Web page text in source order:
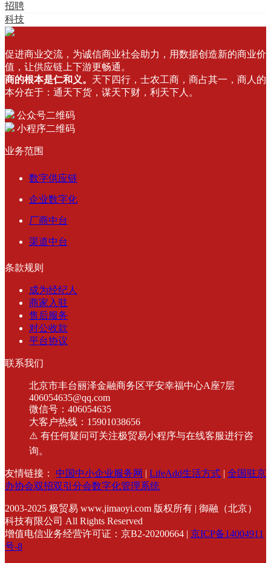
招聘
科技
促进商业交流，为诚信商业社会助力，用数据创造新的商业价
值，让供应链上下游更畅通。
商的根本是仁和义。 天下四行，士农工商，商占其一，商人的
本分在于：通天下货，谋天下财，利天下人。
公众号二维码
小程序二维码
业务范围
数字供应链
企业数字化
厂商中台
渠道中台
条款规则
成为经纪人
商家入驻
售后服务
对公收款
平台协议
联系我们
北京市丰台丽泽金融商务区平安幸福中心A座7层
406054635@qq.com
微信号：406054635
大客户热线：15901038656
⚠️ 有任何疑问可关注极贸易小程序与在线客服进行咨
询。
友情链接： 中国中小企业服务网 | LifeAdd生活方式 | 全国驻京
办协会双招双引分会数字化管理系统
2003-2025 极贸易 www.jimaoyi.com 版权所有 | 御融（北京）
科技有限公司 All Rights Reserved
增值电信业务经营许可证：京B2-20200664 | 京ICP备14004911
号-8